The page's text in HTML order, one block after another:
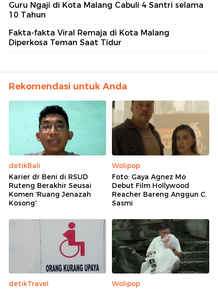
Guru Ngaji di Kota Malang Cabuli 4 Santri selama
10 Tahun
Fakta-fakta Viral Remaja di Kota Malang
Diperkosa Teman Saat Tidur
Rekomendasi untuk Anda
detikBali
Karier dr Beni di RSUD
Ruteng Berakhir Seusai
Komen 'Ruang Jenazah
Kosong'
Wolipop
Foto: Gaya Agnez Mo
Debut Film Hollywood
Reacher Bareng Anggun C.
Sasmi
detikTravel Wolipop